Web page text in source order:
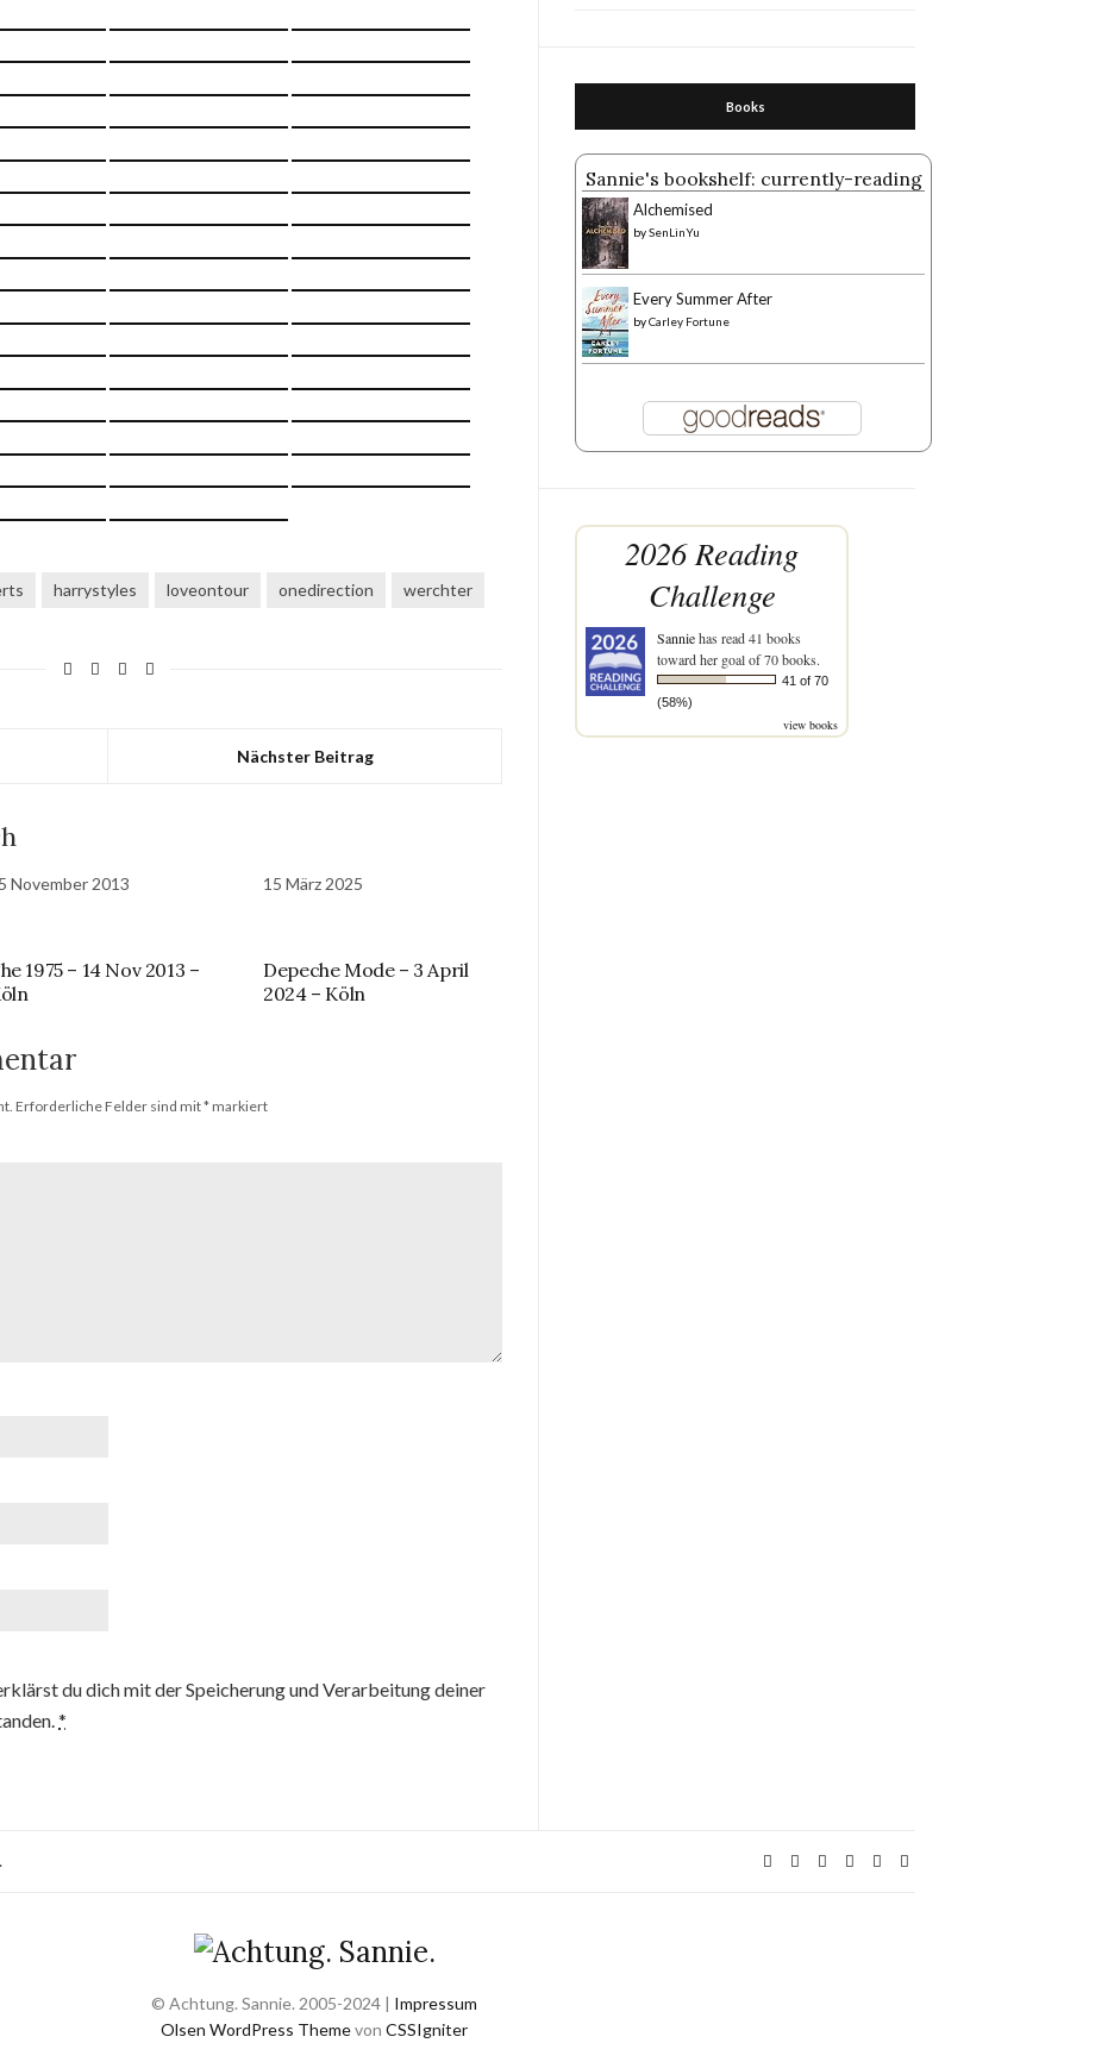
harrystyles loveontour onedirection werchter
Nächster Beitrag
November 2013
1975 – 14 Nov 2013 –
15 März 2025
Depeche Mode – 3 April
2024 – Köln
Erforderliche Felder sind mit*markiert
du dich mit der Speicherung und Verarbeitung deiner
*
Books
Sannie's bookshelf: currently-reading
Alchemised
bySenLinYu
Every Summer After
byCarley Fortune
2026 Reading
Challenge
Sanniehas read 41 books
toward her goal of 70 books.
41 of 70
(58%)
view books
© Achtung. Sannie. 2005-2024 | Impressum
Olsen WordPress Themevon CSSIgniter